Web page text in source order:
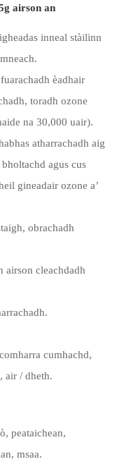
airson an
inneal stàilinn
èadhair
toradh ozone
na 30,000 uair).
atharrachadh aig
agus cus
gineadair ozone a’
obrachadh
airson cleachdadh
cumhachd,
air / dheth.
peataichean,
msaa.